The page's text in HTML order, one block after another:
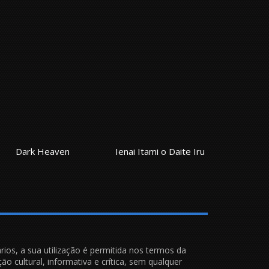
Dark Heaven Ienai Itami o Daite Iru
a sua utilização é permitida nos termos da
cultural, informativa e crítica, sem qualquer